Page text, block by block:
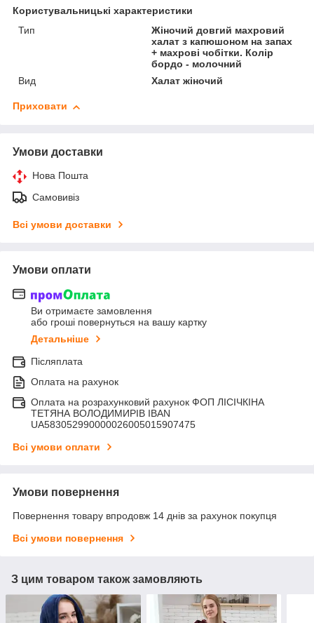
Користувальницькі характеристики
Тип
Жіночий довгий махровий
халат з капюшоном на запах
+ махрові чобітки. Колір
бордо - молочний
Вид
Халат жіночий
Приховати
Умови доставки
Нова Пошта
Самовивіз
Всі умови доставки
Умови оплати
Ви отримаєте замовлення
або гроші повернуться на вашу картку
Детальніше
Післяплата
Оплата на рахунок
Оплата на розрахунковий рахунок ФОП ЛІСІЧКІНА
ТЕТЯНА ВОЛОДИМИРІВ IBAN
UA583052990000026005015907475
Всі умови оплати
Умови повернення
Повернення товару впродовж 14 днів за рахунок покупця
Всі умови повернення
З цим товаром також замовляють